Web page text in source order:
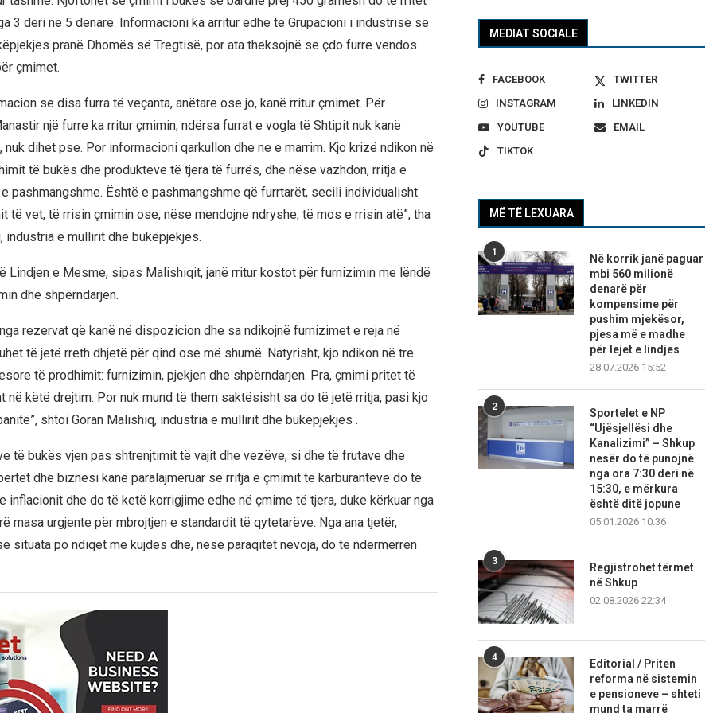
3 deri në 5 denarë. Informacioni ka arritur edhe te Grupacioni i industrisë së
pranë Dhomës së Tregtisë, por ata theksojnë se çdo furre vendos
çmimet.
se disa furra të veçanta, anëtare ose jo, kanë rritur çmimet. Për
një furre ka rritur çmimin, ndërsa furrat e vogla të Shtipit nuk kanë
nuk dihet pse. Por informacioni qarkullon dhe ne e marrim. Kjo krizë ndikon në
të bukës dhe produkteve të tjera të furrës, dhe nëse vazhdon, rritja e
pashmangshme. Është e pashmangshme që furrtarët, secili individualisht
të vet, të rrisin çmimin ose, nëse mendojnë ndryshe, të mos e rrisin atë”, tha
industria e mullirit dhe bukëpjekjes.
Lindjen e Mesme, sipas Malishiqit, janë rritur kostot për furnizimin me lëndë
dhe shpërndarjen.
rezervat që kanë në dispozicion dhe sa ndikojnë furnizimet e reja në
të jetë rreth dhjetë për qind ose më shumë. Natyrisht, kjo ndikon në tre
të prodhimit: furnizimin, pjekjen dhe shpërndarjen. Pra, çmimi pritet të
në këtë drejtim. Por nuk mund të them saktësisht sa do të jetë rritja, pasi kjo
shtoi Goran Malishiq, industria e mullirit dhe bukëpjekjes .
të bukës vjen pas shtrenjtimit të vajit dhe vezëve, si dhe të frutave dhe
dhe biznesi kanë paralajmëruar se rritja e çmimit të karburanteve do të
inflacionit dhe do të ketë korrigjime edhe në çmime të tjera, duke kërkuar nga
masa urgjente për mbrojtjen e standardit të qytetarëve. Nga ana tjetër,
situata po ndiqet me kujdes dhe, nëse paraqitet nevoja, do të ndërmerren
MEDIAT SOCIALE
FACEBOOK
TWITTER
INSTAGRAM
LINKEDIN
YOUTUBE
EMAIL
TIKTOK
MË TË LEXUARA
1
Në korrik janë paguar
mbi 560 milionë
denarë për
kompensime për
pushim mjekësor,
pjesa më e madhe
për lejet e lindjes
28.07.2026 15:52
2
Sportelet e NP
“Ujësjellësi dhe
Kanalizimi” – Shkup
nesër do të punojnë
nga ora 7:30 deri në
15:30, e mërkura
është ditë jopune
05.01.2026 10:36
3
Regjistrohet tërmet
në Shkup
02.08.2026 22:34
4
Editorial / Priten
reforma në sistemin
e pensioneve – shteti
mund ta marrë